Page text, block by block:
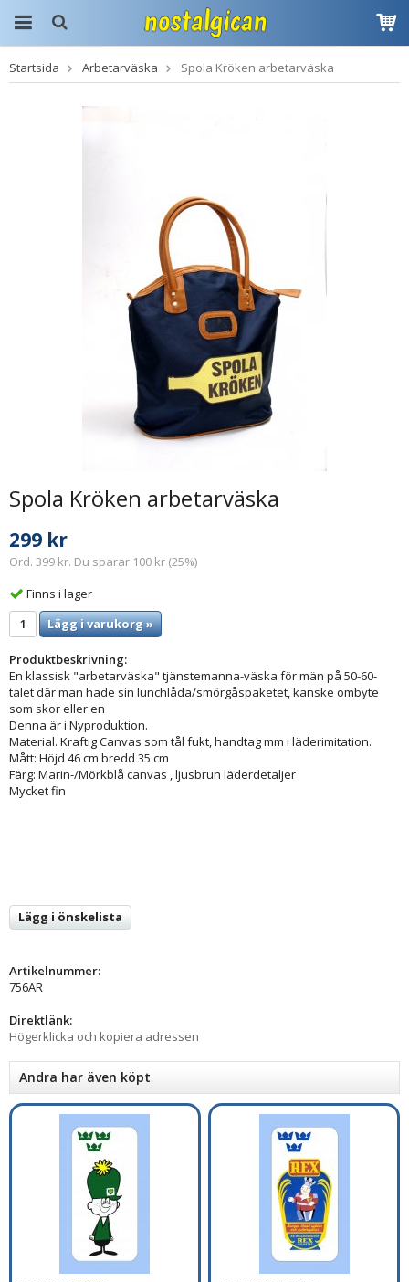
Produkten har blivit
tillagd i varukorgen
Startsida Arbetarväska Spola Kröken arbetarväska
Spola Kröken arbetarväska
299 kr
Ord. 399 kr. Du sparar 100 kr (25%)
Finns i lager
Lägg i varukorg »
Produktbeskrivning:
En klassisk "arbetarväska" tjänstemanna-väska för män på 50-60-
talet där man hade sin lunchlåda/smörgåspaketet, kanske ombyte
som skor eller en
Denna är i Nyproduktion.
Material. Kraftig Canvas som tål fukt, handtag mm i läderimitation.
Mått: Höjd 46 cm bredd 35 cm
Färg: Marin-/Mörkblå canvas , ljusbrun läderdetaljer
Mycket fin
Lägg i önskelista
Artikelnummer:
756AR
Direktlänk:
Högerklicka och kopiera adressen
Andra har även köpt